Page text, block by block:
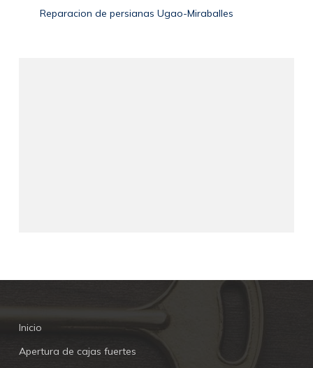
Reparacion de persianas Ugao-Miraballes
Inicio
Apertura de cajas fuertes